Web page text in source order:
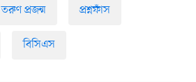
তরুণ প্রজন্ম প্রশ্নফাঁস
বিসিএস